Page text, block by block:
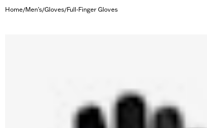
Home/Men's/Gloves/Full-Finger Gloves